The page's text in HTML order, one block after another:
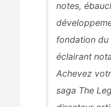
notes,
fondation du
éclairant
Achevez
saga The